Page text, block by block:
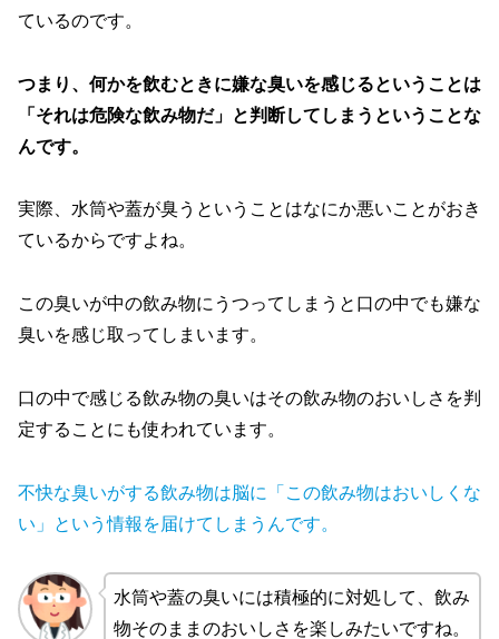
ているのです。
つまり、何かを飲むときに嫌な臭いを感じるということは
「それは危険な飲み物だ」と判断してしまうということな
んです。
実際、水筒や蓋が臭うということはなにか悪いことがおき
ているからですよね。
この臭いが中の飲み物にうつってしまうと口の中でも嫌な
臭いを感じ取ってしまいます。
口の中で感じる飲み物の臭いはその飲み物のおいしさを判
定することにも使われています。
不快な臭いがする飲み物は脳に「この飲み物はおいしくな
い」という情報を届けてしまうんです。
水筒や蓋の臭いには積極的に対処して、飲み
物そのままのおいしさを楽しみたいですね。